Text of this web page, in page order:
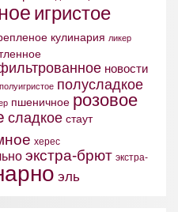
игристое
кулинария ликер
новости
полуигристое полусладкое
пшеничное розовое
сладкое стаут
херес
экстра-брют экстра-
эль